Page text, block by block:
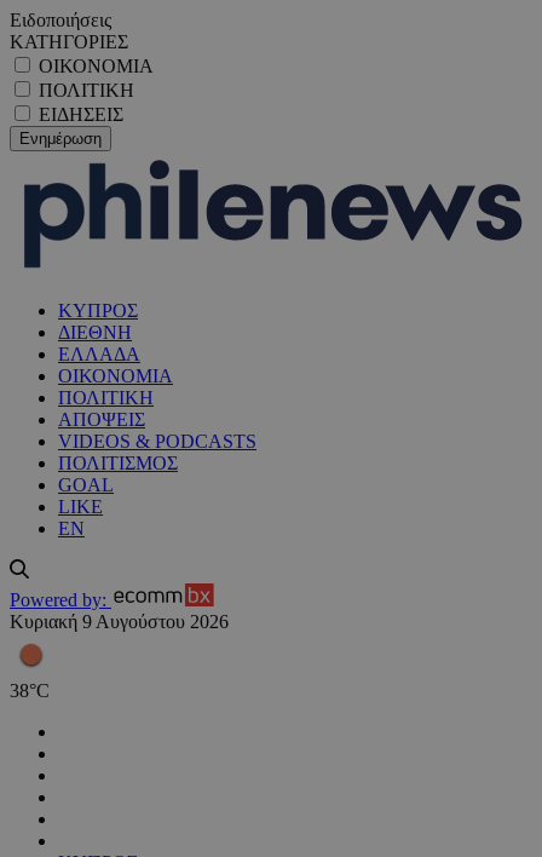
Ειδοποιήσεις
ΚΑΤΗΓΟΡΙΕΣ
ΟΙΚΟΝΟΜΙΑ
ΠΟΛΙΤΙΚΗ
ΕΙΔΗΣΕΙΣ
ΚΥΠΡΟΣ
ΔΙΕΘΝΗ
ΕΛΛΑΔΑ
ΟΙΚΟΝΟΜΙΑ
ΠΟΛΙΤΙΚΗ
ΑΠΟΨΕΙΣ
VIDEOS & PODCASTS
ΠΟΛΙΤΙΣΜΟΣ
GOAL
LIKE
EN
Powered by:
Κυριακή 9 Αυγούστου 2026
38°C